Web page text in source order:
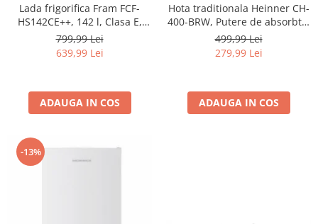
Lada frigorifica Fram FCF-
HS142CE++, 142 l, Clasa E,
Convertibil
Frigider/Congelator, Control
electronic, Display digital, Alb
799,99 Lei
639,99 Lei
ADAUGA IN COS
Hota traditionala Heinner CH-
400-BRW, Putere de absorbtie
326.4 mc/h, 2 motoare, 60 cm,
Maro
499,99 Lei
279,99 Lei
ADAUGA IN COS
-13%